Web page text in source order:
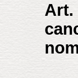
Art.